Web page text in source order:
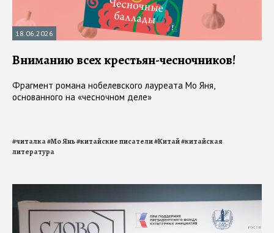
18.06.2026
Вниманию всех крестьян-чесночников!
Фрагмент романа нобелевского лауреата Мо Яня,
основанного на «чесночном деле»
#читалка#Мо Янь#китайские писатели#Китай#китайская
литература